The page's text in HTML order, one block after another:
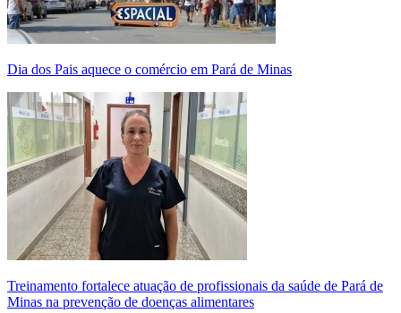
Dia dos Pais aquece o comércio em Pará de Minas
Treinamento fortalece atuação de profissionais da saúde de Pará de
Minas na prevenção de doenças alimentares